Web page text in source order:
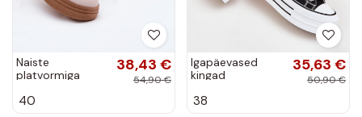
Naiste
platvormiga
burgundia Dovina
38,43 €
54,90 €
40
Igapäevased
kingad
kuldse ja musta
35,63 €
50,90 €
38